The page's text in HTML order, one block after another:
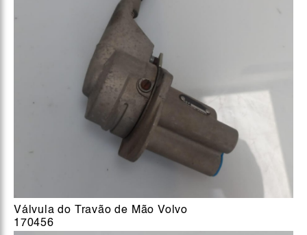
Válvula do Travão de Mão Volvo
170456